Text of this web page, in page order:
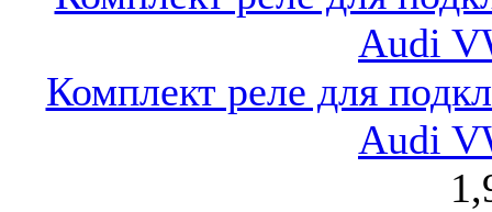
Комплект реле для
Audi